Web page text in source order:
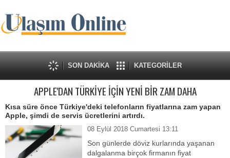
SON DAKİKA KATEGORİLER
APPLE'DAN TÜRKİYE İÇİN YENİ BİR ZAM DAHA
Kısa süre önce Türkiye'deki telefonların fiyatlarına zam yapan
Apple, şimdi de servis ücretlerini artırdı.
08 Eylül 2018 Cumartesi 13:11
Son günlerde döviz kurlarında yaşanan
dalgalanma birçok firmanın fiyat